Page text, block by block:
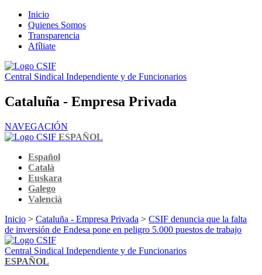
Inicio
Quienes Somos
Transparencia
Afíliate
Central Sindical Independiente y de Funcionarios
Cataluña - Empresa Privada
NAVEGACIÓN
ESPAÑOL
Español
Català
Euskara
Galego
Valencià
Inicio > Cataluña - Empresa Privada > CSIF denuncia que la falta
de inversión de Endesa pone en peligro 5.000 puestos de trabajo
Central Sindical Independiente y de Funcionarios
ESPAÑOL